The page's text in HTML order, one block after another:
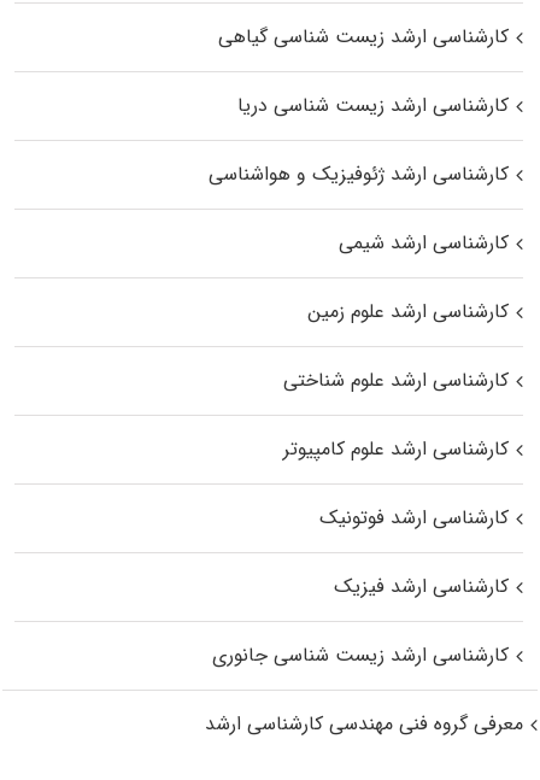
کارشناسی ارشد زیست‌ شناسی گیاهی
کارشناسی ارشد زیست‌ شناسی دریا
کارشناسی ارشد ژئوفیزیک و هواشناسی
کارشناسی ارشد شیمی
کارشناسی ارشد علوم زمین
کارشناسی ارشد علوم شناختی
کارشناسی ارشد علوم کامپیوتر
کارشناسی ارشد فوتونیک
کارشناسی ارشد فیزیک
کارشناسی ارشد زیست‌ شناسی جانوری
معرفی گروه فنی مهندسی کارشناسی ارشد